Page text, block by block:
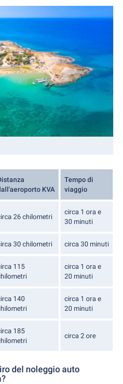
KVA
Tempo di
viaggio
26 chilometri
circa 1 ora e
30 minuti
30 chilometri circa 30 minuti
115
circa 1 ora e
20 minuti
140
circa 1 ora e
20 minuti
185
circa 2 ore
del noleggio auto